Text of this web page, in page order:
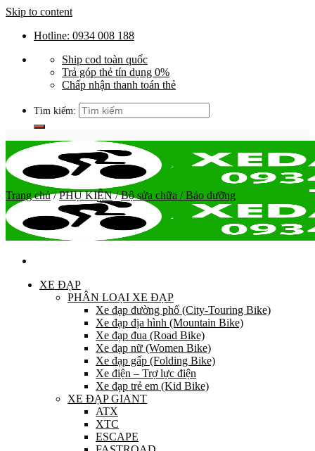
Skip to content
Hotline: 0934 008 188
Ship cod toàn quốc
Trả góp thẻ tín dụng 0%
Chấp nhận thanh toán thẻ
Tìm kiếm:
XE ĐẠP
PHÂN LOẠI XE ĐẠP
Xe đạp đường phố (City-Touring Bike)
Xe đạp địa hình (Mountain Bike)
Xe đạp đua (Road Bike)
Xe đạp nữ (Women Bike)
Xe đạp gấp (Folding Bike)
Xe điện – Trợ lực điện
Xe đạp trẻ em (Kid Bike)
XE ĐẠP GIANT
ATX
XTC
ESCAPE
Trang chủ / PHỤ KIỆN / Bộ sửa chữa / Bảo dưỡng